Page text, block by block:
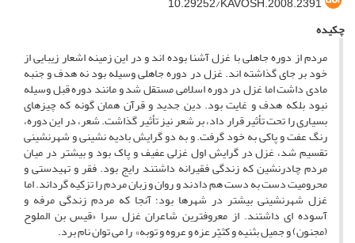
چکیده
مردم از دوره جاهلی با غزل آشنا بوده ­اند و در این زمینه اشعار زیبایی از
خود بر جاى گذاشته ­اند. غزل در دوره جاهلی وسیله بود نه هدف و جنبه
مادی داشت اما غزل در دوره اسلامی مستقل شد و مانند دوره قبل وسیله
نبود بلکه هدف و غایت بود. دین جدید و قرآن همان گونه که چیزهای
بسیاری را تحت تأثیر قرار داد، بر شعر نیز تأثیر گذاشت. شعر، در این دوره،
رنگ عفت و پاکی به خود گرفت. و به دو گرایش بادیه نشینی و شهرنشینی
تقسیم شد، غزل در گرایش اول غزلی عفیف و پاک بود و بیشتر در میان
مردم چادرنشین که زندگی فقیرانه داشتند رایج بود. فقر و تهیدستی و
محرومیت دست به دست هم دادند و روان و زبان مردم را تزکیه گرداند. اما
غزل شهرنشینی بیشتر در شهرها بود؛ آنجا که مردم زندگی مرفه و
آسوده­ ای داشتند. از معروفترین شاعران غزل سرا «قیس بن الملوح
(مجنون) و جمیل بثنیه و کثیّر عزه و عروه و توبه» را می­ توان نام برد.